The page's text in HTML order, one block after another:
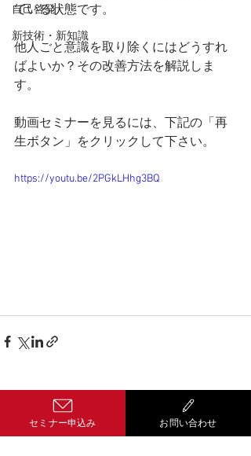
自己啓発
新技術・新知識
ている状態です。
他人ごと意識を取り除くにはどうすれ
ばよいか？その改善方法を解説しま
す。
動画セミナーを見るには、下記の「再
生ボタン」をクリックして下さい。
https://youtu.be/2PGkLHhg3BQ
コメント
セミナー申込み お問い合わせ